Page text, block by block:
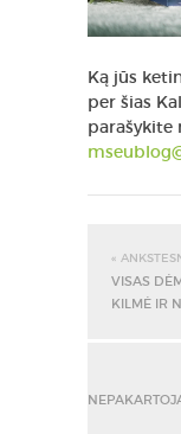
Ką jūs
per šias
parašykite
«
VISAS
KILMĖ IR